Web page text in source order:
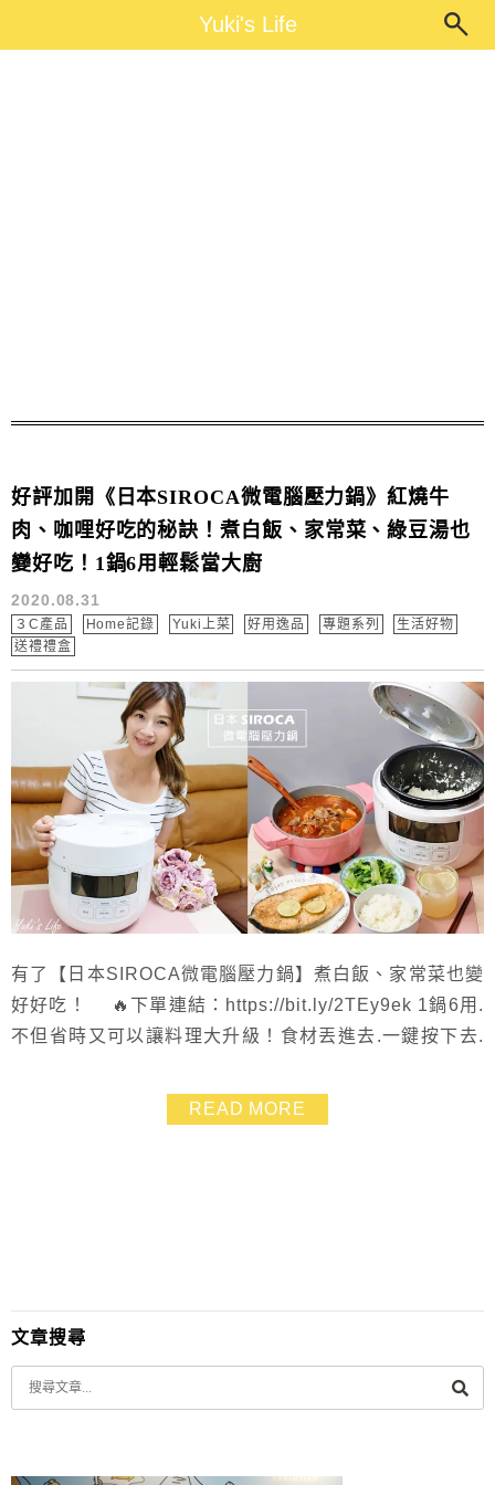
Yuki's LifeYuki's Life
好評加開《日本SIROCA微電腦壓力鍋》紅燒牛
肉、咖哩好吃的秘訣！煮白飯、家常菜、綠豆湯也
變好吃！1鍋6用輕鬆當大廚
2020.08.31
３C產品 Home記錄 Yuki上菜 好用逸品 專題系列
生活好物
送禮禮盒
有了【日本SIROCA微電腦壓力鍋】煮白飯、家常菜也變
好好吃！ 🔥下單連結：https://bit.ly/2TEy9ek 1鍋6用.
不但省時又可以讓料理大升級！食材丟進去.一鍵按下去.
真的完全不用技巧 這次除了分享我的使用方式影片.還有
紅燒牛肉、雞肉咖哩、香菇雞場、煮白飯等料理食譜 原
READ MORE
文章搜尋